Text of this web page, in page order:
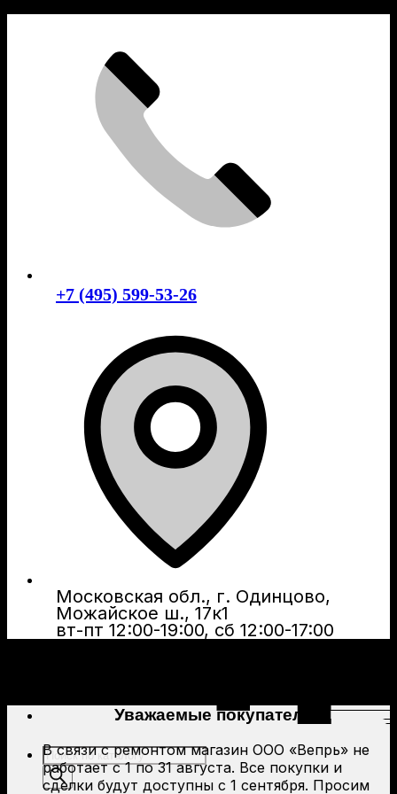
+7 (495) 599-53-26
Московская обл., г. Одинцово,
Можайское ш., 17к1
вт-пт 12:00-19:00, сб 12:00-17:00
Поиск
товаров
Уважаемые покупатели!
В связи с ремонтом магазин ООО «Вепрь» не
работает с 1 по 31 августа. Все покупки и
сделки будут доступны с 1 сентября. Просим